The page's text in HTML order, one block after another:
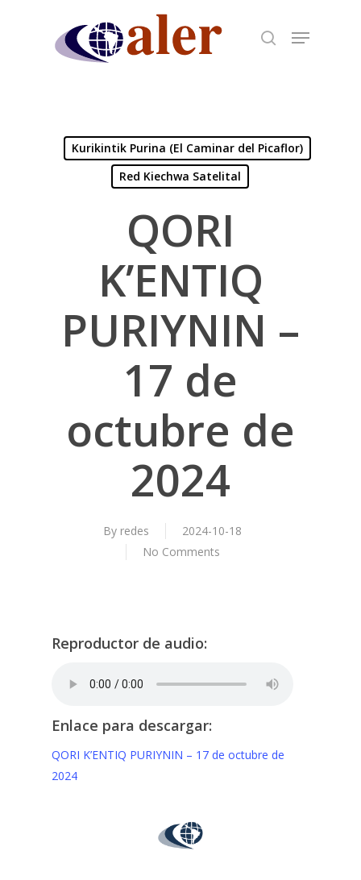
Kurikintik Purina (El Caminar del Picaflor)
Red Kiechwa Satelital
QORI
K’ENTIQ
PURIYNIN –
17 de
octubre de
2024
By redes
2024-10-18
No Comments
Reproductor de audio:
Enlace para descargar:
QORI K’ENTIQ PURIYNIN – 17 de octubre de
2024